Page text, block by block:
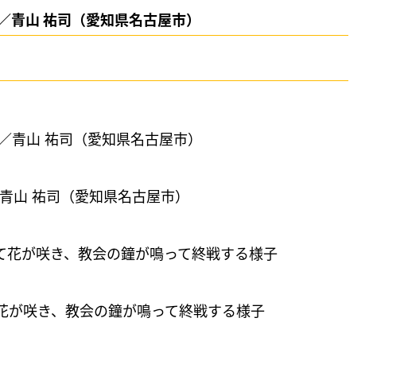
山 祐司（愛知県名古屋市）
山 祐司（愛知県名古屋市）
が咲き、教会の鐘が鳴って終戦する様子